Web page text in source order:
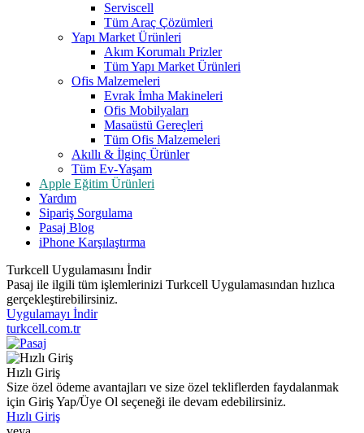
Serviscell
Tüm Araç Çözümleri
Yapı Market Ürünleri
Akım Korumalı Prizler
Tüm Yapı Market Ürünleri
Ofis Malzemeleri
Evrak İmha Makineleri
Ofis Mobilyaları
Masaüstü Gereçleri
Tüm Ofis Malzemeleri
Akıllı & İlginç Ürünler
Tüm Ev-Yaşam
Apple Eğitim Ürünleri
Yardım
Sipariş Sorgulama
Pasaj Blog
iPhone Karşılaştırma
Turkcell Uygulamasını İndir
Pasaj ile ilgili tüm işlemlerinizi Turkcell Uygulamasından hızlıca
gerçekleştirebilirsiniz.
Uygulamayı İndir
turkcell.com.tr
Hızlı Giriş
Size özel ödeme avantajları ve size özel tekliflerden faydalanmak
için Giriş Yap/Üye Ol seçeneği ile devam edebilirsiniz.
Hızlı Giriş